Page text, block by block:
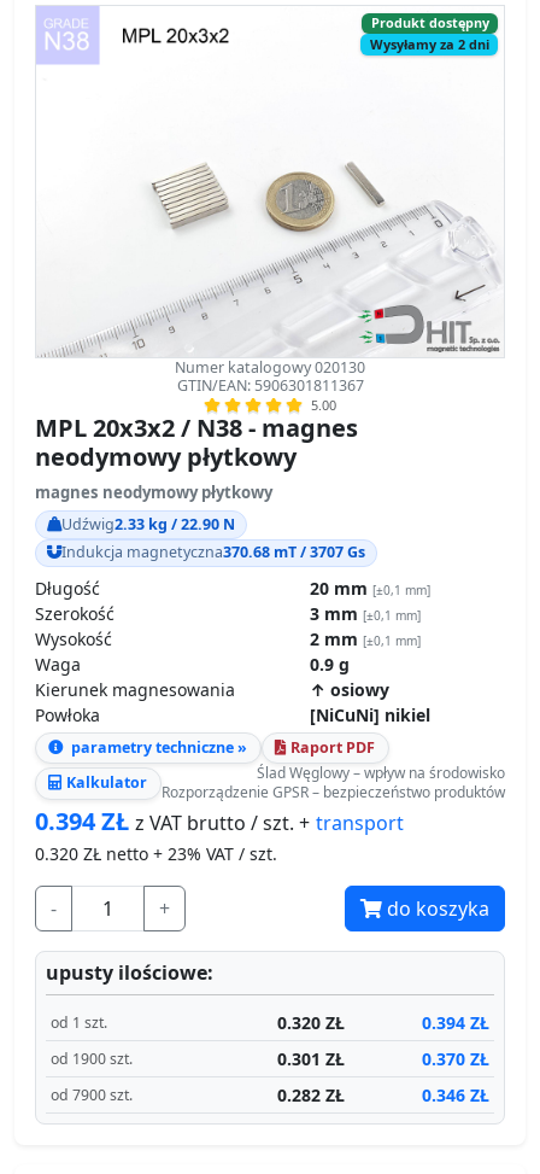
Produkt dostępny
Wysyłamy za 2 dni
Numer katalogowy 020130
GTIN/EAN: 5906301811367
5.00
MPL 20x3x2 / N38 - magnes
neodymowy płytkowy
magnes neodymowy płytkowy
Udźwig2.33 kg / 22.90 N
Indukcja magnetyczna370.68 mT / 3707 Gs
Długość 20 mm [±0,1 mm]
Szerokość 3 mm [±0,1 mm]
Wysokość 2 mm [±0,1 mm]
Waga
0.9 g
Kierunek magnesowania
↑ osiowy
Powłoka
[NiCuNi] nikiel
parametry techniczne »
Raport PDF
Kalkulator
Ślad Węglowy – wpływ na środowisko
Rozporządzenie GPSR – bezpieczeństwo produktów
0.394ZŁ z VAT brutto / szt. + transport
0.320 ZŁ netto + 23% VAT / szt.
- + do koszyka
upusty ilościowe:
od 1 szt. 0.320 ZŁ 0.394 ZŁ
od 1900 szt. 0.301 ZŁ 0.370 ZŁ
od 7900 szt. 0.282 ZŁ 0.346 ZŁ